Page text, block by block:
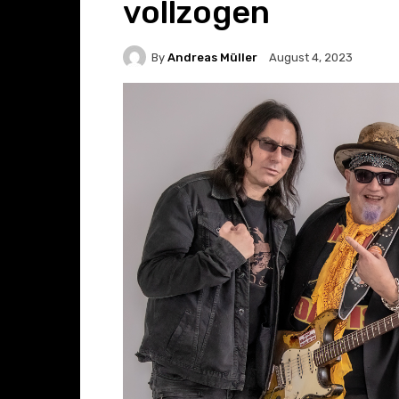
vollzogen
By Andreas Müller August 4, 2023